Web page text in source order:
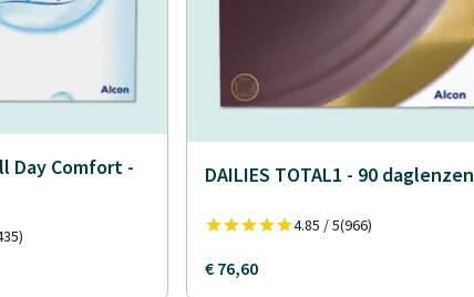
Day Comfort -
DAILIES TOTAL1 - 90 daglenzen
4.85 / 5(966)
€ 76,60